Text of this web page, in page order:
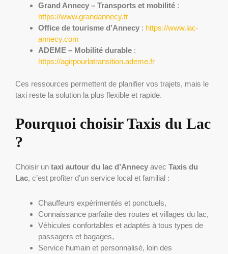
Grand Annecy – Transports et mobilité :
https://www.grandannecy.fr
Office de tourisme d’Annecy : https://www.lac-
annecy.com
ADEME – Mobilité durable :
https://agirpourlatransition.ademe.fr
Ces ressources permettent de planifier vos trajets, mais le
taxi reste la solution la plus flexible et rapide.
Pourquoi choisir Taxis du Lac
?
Choisir un taxi autour du lac d’Annecy avec Taxis du
Lac, c’est profiter d’un service local et familial :
Chauffeurs expérimentés et ponctuels,
Connaissance parfaite des routes et villages du lac,
Véhicules confortables et adaptés à tous types de
passagers et bagages,
Service humain et personnalisé, loin des